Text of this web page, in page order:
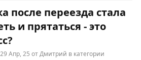
после переезда стала
и прятаться - это
29 Апр, 25 отДмитрий в категории